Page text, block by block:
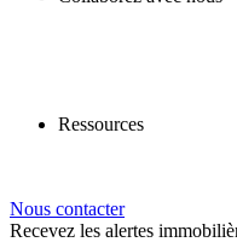
Ressources
Nous contacter
Recevez les alertes